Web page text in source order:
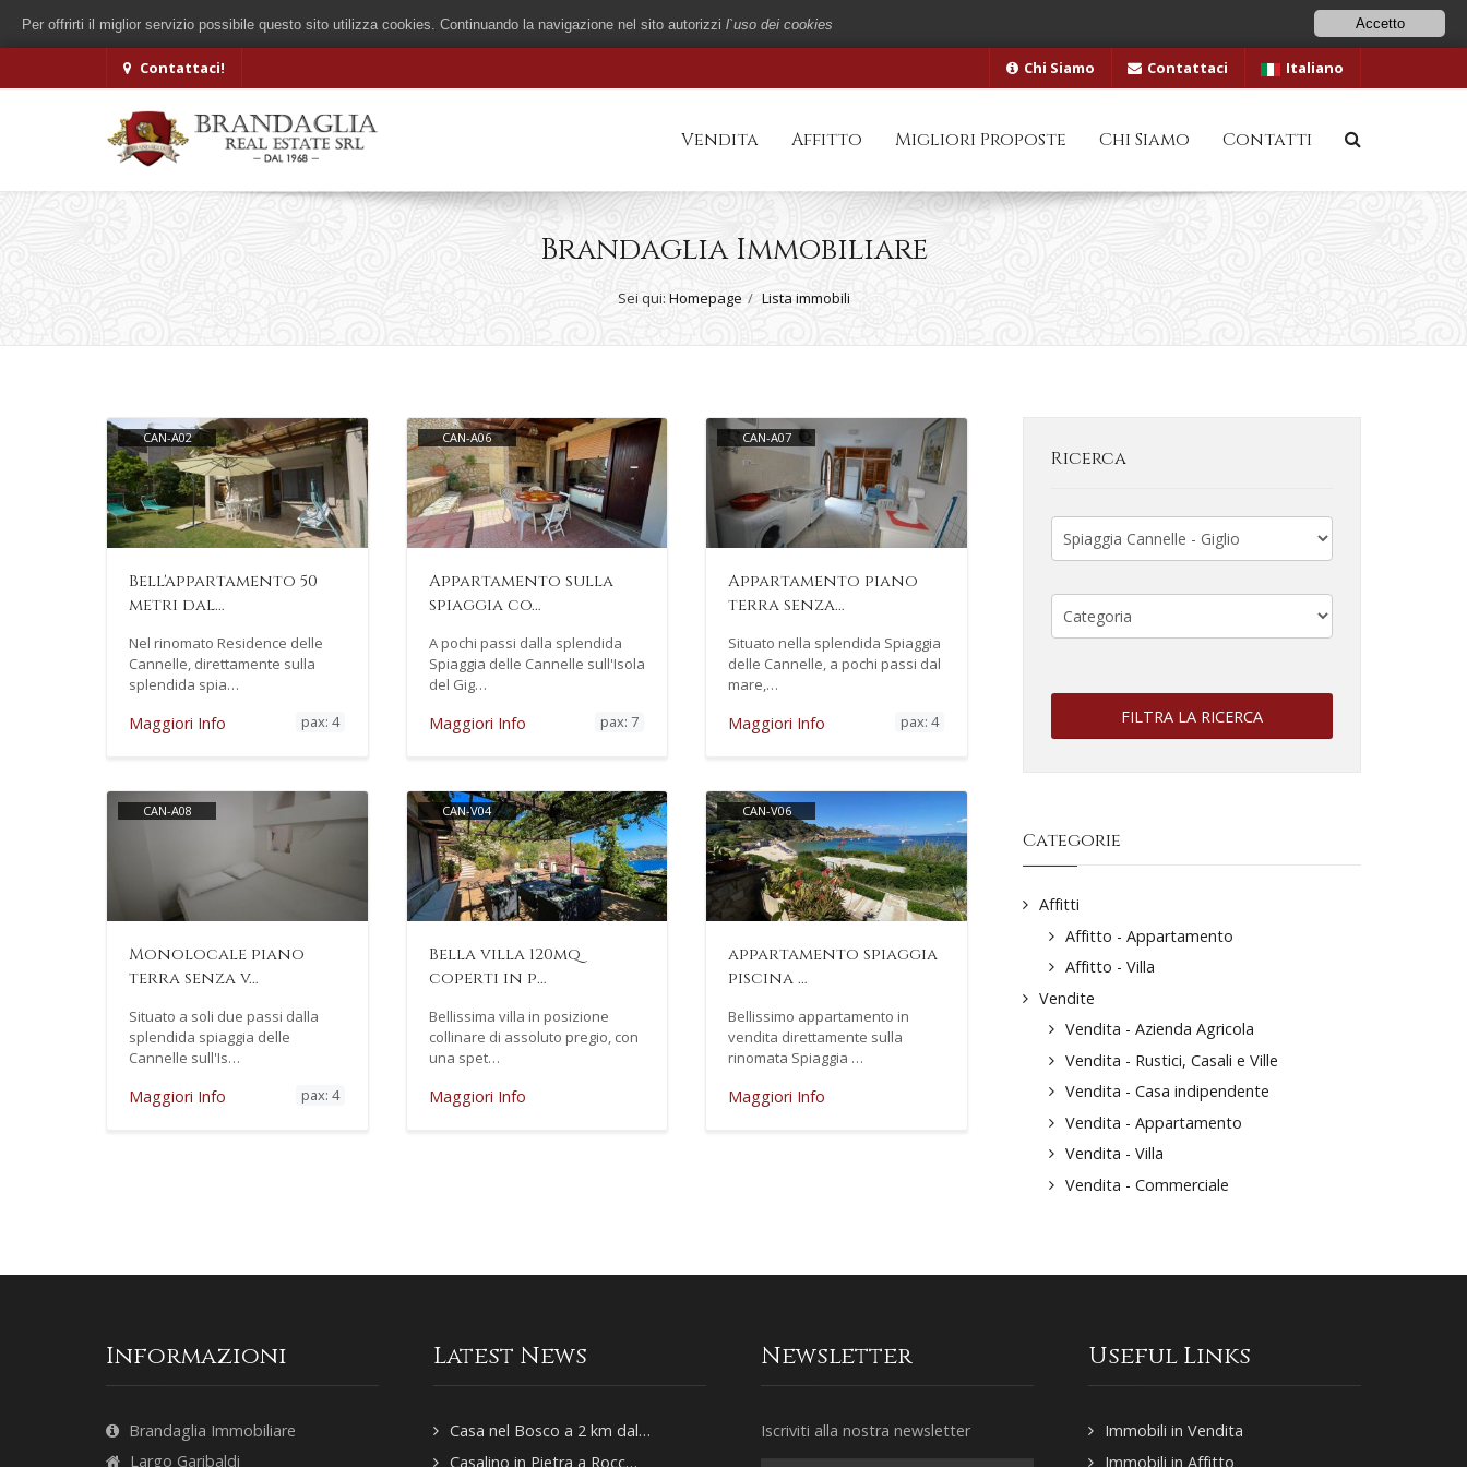
Accetto
Per offrirti il miglior servizio possibile questo sito utilizza cookies. Continuando la navigazione nel sito autorizzi l`uso dei cookies
Contattaci! Chi Siamo Contattaci Italiano
Vendita Affitto Migliori Proposte Chi Siamo Contatti
Brandaglia Immobiliare
Sei qui: Homepage Lista immobili
CAN-A02
Bell'appartamento 50
metri dal…
Nel rinomato Residence delle
Cannelle, direttamente sulla
splendida spia…
Maggiori Info pax: 4
CAN-A06
Appartamento sulla
spiaggia co…
A pochi passi dalla splendida
Spiaggia delle Cannelle sull'Isola
del Gig…
Maggiori Info pax: 7
CAN-A07
Appartamento piano
terra senza…
Situato nella splendida Spiaggia
delle Cannelle, a pochi passi dal
mare,…
Maggiori Info pax: 4
CAN-A08
Monolocale piano
terra senza v…
Situato a soli due passi dalla
splendida spiaggia delle
Cannelle sull'Is…
Maggiori Info pax: 4
CAN-V04
Bella villa 120mq
coperti in p…
Bellissima villa in posizione
collinare di assoluto pregio, con
una spet…
Maggiori Info
CAN-V06
appartamento spiaggia
piscina …
Bellissimo appartamento in
vendita direttamente sulla
rinomata Spiaggia …
Maggiori Info
Ricerca
FILTRA LA RICERCA
Categorie
Affitti
Affitto - Appartamento
Affitto - Villa
Vendite
Vendita - Azienda Agricola
Vendita - Rustici, Casali e Ville
Vendita - Casa indipendente
Vendita - Appartamento
Vendita - Villa
Vendita - Commerciale
Informazioni
Brandaglia Immobiliare
Largo Garibaldi
Latest News
Casa nel Bosco a 2 km dal…
Casalino in Pietra a Rocc…
Newsletter
Iscriviti alla nostra newsletter
Useful Links
Immobili in Vendita
Immobili in Affitto